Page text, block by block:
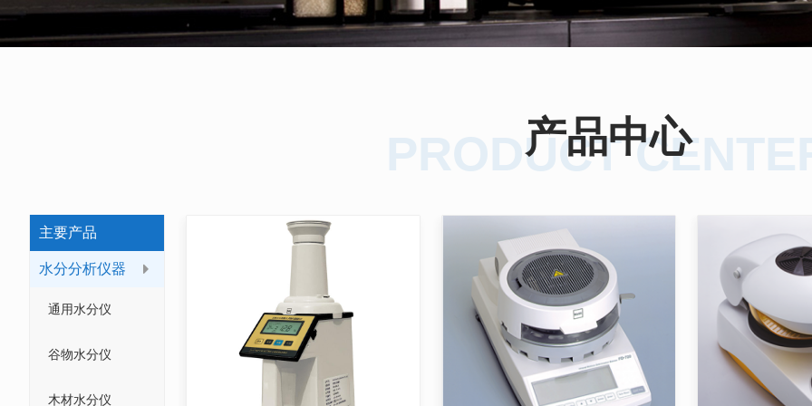
PRODUCT
产品中心
主要产品
水分分析仪器
通用水分仪
谷物水分仪
木材水分仪